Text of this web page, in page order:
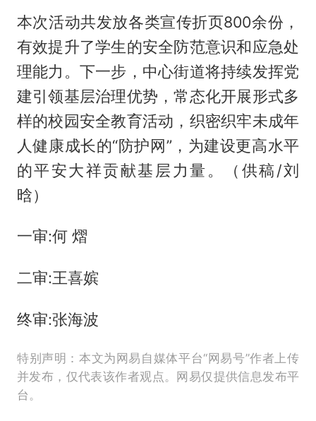
本次活动共发放各类宣传折页800余份，
有效提升了学生的安全防范意识和应急处
理能力。下一步，中心街道将持续发挥党
建引领基层治理优势，常态化开展形式多
样的校园安全教育活动，织密织牢未成年
人健康成长的“防护网”，为建设更高水平
的平安大祥贡献基层力量。（供稿/刘
晗）
一审:何 熠
二审:王喜嫔
终审:张海波
特别声明：本文为网易自媒体平台“网易号”作者上传
并发布，仅代表该作者观点。网易仅提供信息发布平
台。